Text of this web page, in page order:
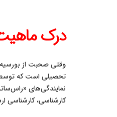
درک
تحصیلی است که توسط
نمایندگی‌های
کارشناسی، کارشناسی